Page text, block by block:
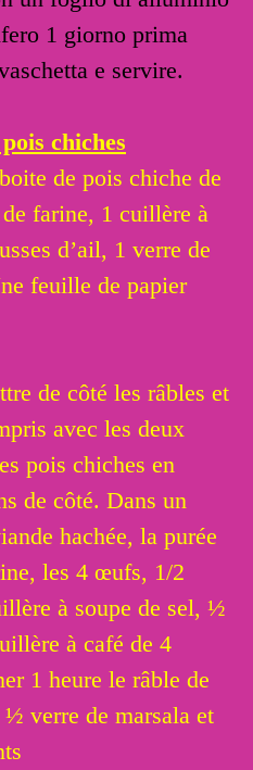
1 giorno prima
e servire.
chiches
de pois chiche de
farine, 1 cuillère à
d’ail, 1 verre de
feuille de papier
de côté les râbles et
avec les deux
pois chiches en
de côté. Dans un
hachée, la purée
les 4 œufs, 1/2
à soupe de sel, ½
à café de 4
1 heure le râble de
verre de marsala et